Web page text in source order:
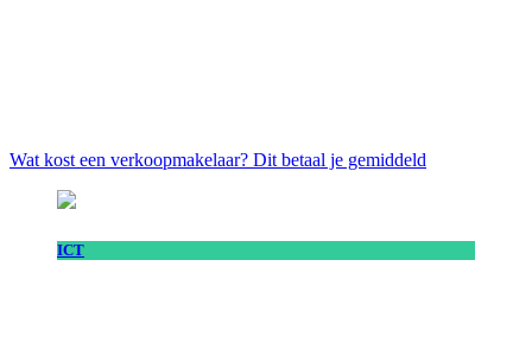
Wat kost een verkoopmakelaar? Dit betaal je gemiddeld
ICT